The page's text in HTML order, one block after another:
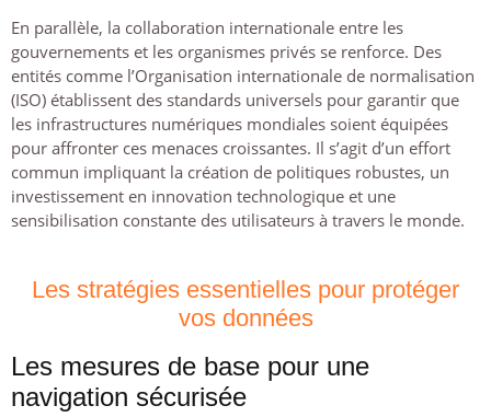
En parallèle, la collaboration internationale entre les
gouvernements et les organismes privés se renforce. Des
entités comme l’Organisation internationale de normalisation
(ISO) établissent des standards universels pour garantir que
les infrastructures numériques mondiales soient équipées
pour affronter ces menaces croissantes. Il s’agit d’un effort
commun impliquant la création de politiques robustes, un
investissement en innovation technologique et une
sensibilisation constante des utilisateurs à travers le monde.
Les stratégies essentielles pour protéger
vos données
Les mesures de base pour une
navigation sécurisée